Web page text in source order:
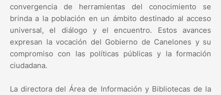
convergencia de herramientas del conocimiento se
brinda a la población en un ámbito destinado al acceso
universal, el diálogo y el encuentro. Estos avances
expresan la vocación del Gobierno de Canelones y su
compromiso con las políticas públicas y la formación
ciudadana.
La directora del Área de Información y Bibliotecas de la